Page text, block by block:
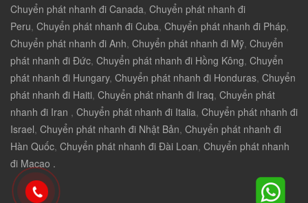
Chuyển phát nhanh đi Canada, Chuyển phát nhanh đi
Peru, Chuyển phát nhanh đi Cuba, Chuyển phát nhanh đi Pháp,
Chuyển phát nhanh đi Anh, Chuyển phát nhanh đi Mỹ, Chuyển
phát nhanh đi Đức, Chuyển phát nhanh đi Hồng Kông, Chuyển
phát nhanh đi Hungary, Chuyển phát nhanh đi Honduras, Chuyển
phát nhanh đi Haiti, Chuyển phát nhanh đi Iraq, Chuyển phát
nhanh đi Iran , Chuyển phát nhanh đi Italia, Chuyển phát nhanh đi
Israel, Chuyển phát nhanh đi Nhật Bản, Chuyển phát nhanh đi
Hàn Quốc, Chuyển phát nhanh đi Đài Loan, Chuyển phát nhanh
đi Macao .